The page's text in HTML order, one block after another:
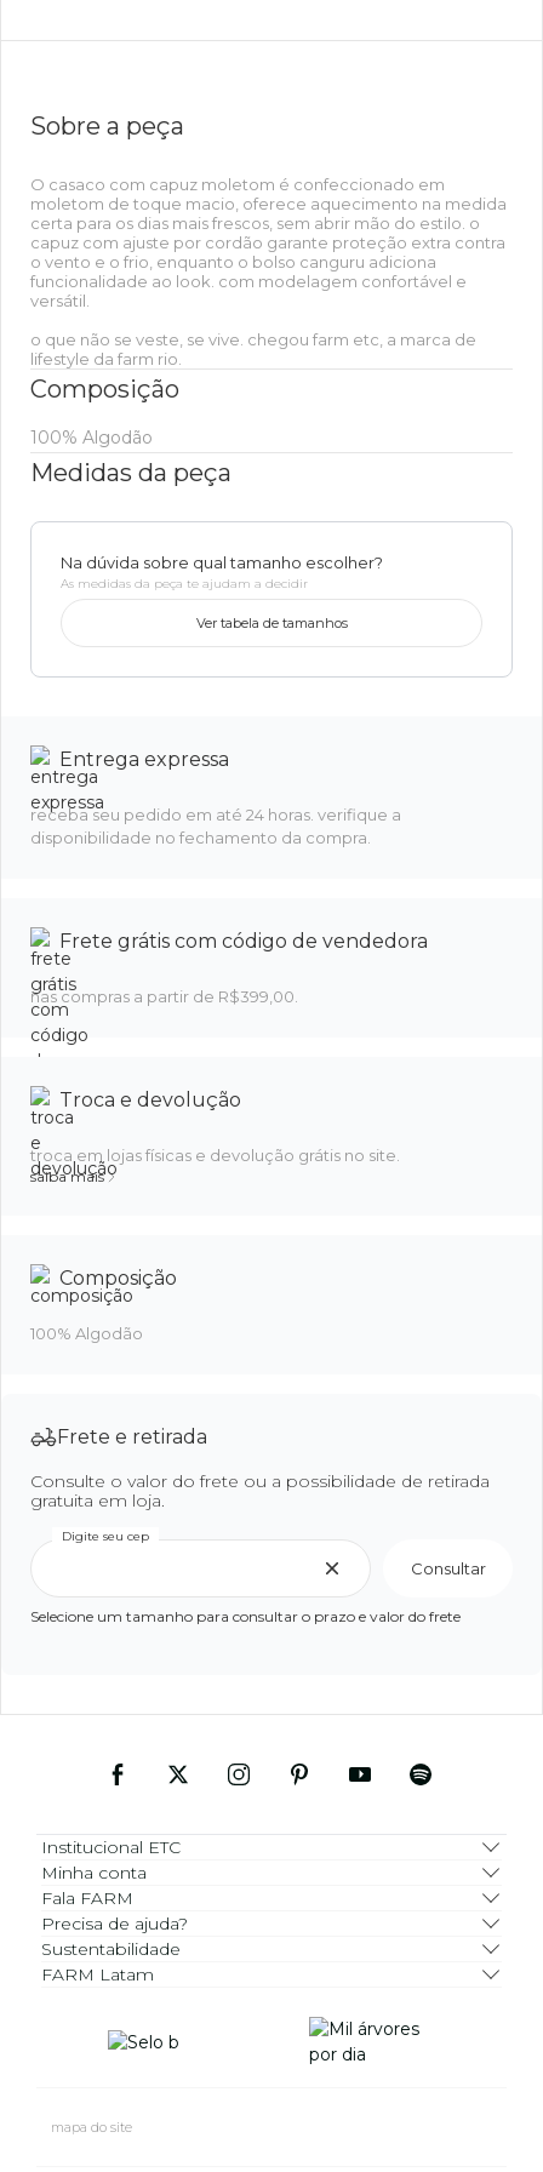
Sobre a peça
O casaco com capuz moletom é confeccionado em
moletom de toque macio, oferece aquecimento na medida
certa para os dias mais frescos, sem abrir mão do estilo. o
capuz com ajuste por cordão garante proteção extra contra
o vento e o frio, enquanto o bolso canguru adiciona
funcionalidade ao look. com modelagem confortável e
versátil.
o que não se veste, se vive. chegou farm etc, a marca de
lifestyle da farm rio.
Composição
100% Algodão
Medidas da peça
Na dúvida sobre qual tamanho escolher?
As medidas da peça te ajudam a decidir
Ver tabela de tamanhos
Entrega expressa
receba seu pedido em até 24 horas. verifique a
disponibilidade no fechamento da compra.
Frete grátis com código de vendedora
nas compras a partir de R$399,00.
Troca e devolução
troca em lojas físicas e devolução grátis no site.
saiba mais
Composição
100% Algodão
Frete e retirada
Consulte o valor do frete ou a possibilidade de retirada
gratuita em loja.
Digite seu cep
Consultar
Selecione um tamanho para consultar o prazo e valor do frete
Institucional ETC
Minha conta
Fala FARM
Precisa de ajuda?
Sustentabilidade
FARM Latam
mapa do site